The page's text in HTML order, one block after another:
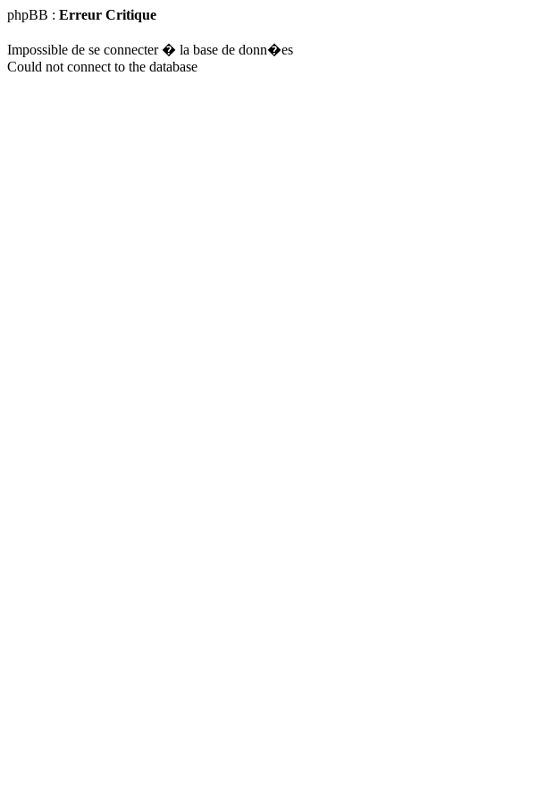
phpBB : Erreur Critique
Impossible de se connecter � la base de donn�es
Could not connect to the database